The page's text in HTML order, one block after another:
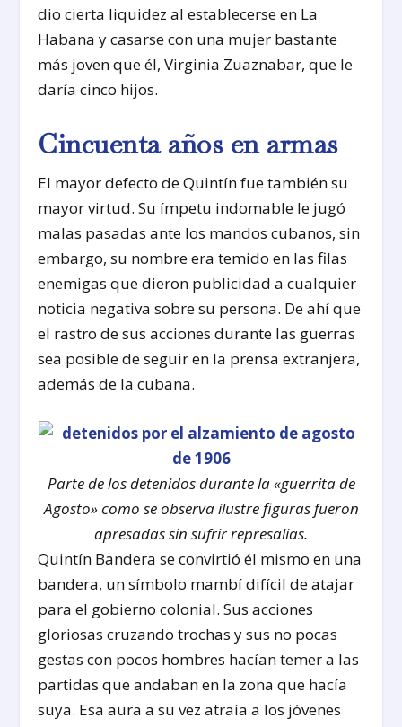
dio cierta liquidez al establecerse en La
Habana y casarse con una mujer bastante
más joven que él, Virginia Zuaznabar, que le
daría cinco hijos.
Cincuenta años en armas
El mayor defecto de Quintín fue también su
mayor virtud. Su ímpetu indomable le jugó
malas pasadas ante los mandos cubanos, sin
embargo, su nombre era temido en las filas
enemigas que dieron publicidad a cualquier
noticia negativa sobre su persona. De ahí que
el rastro de sus acciones durante las guerras
sea posible de seguir en la prensa extranjera,
además de la cubana.
Parte de los detenidos durante la «guerrita de
Agosto» como se observa ilustre figuras fueron
apresadas sin sufrir represalias.
Quintín Bandera se convirtió él mismo en una
bandera, un símbolo mambí difícil de atajar
para el gobierno colonial. Sus acciones
gloriosas cruzando trochas y sus no pocas
gestas con pocos hombres hacían temer a las
partidas que andaban en la zona que hacía
suya. Esa aura a su vez atraía a los jóvenes